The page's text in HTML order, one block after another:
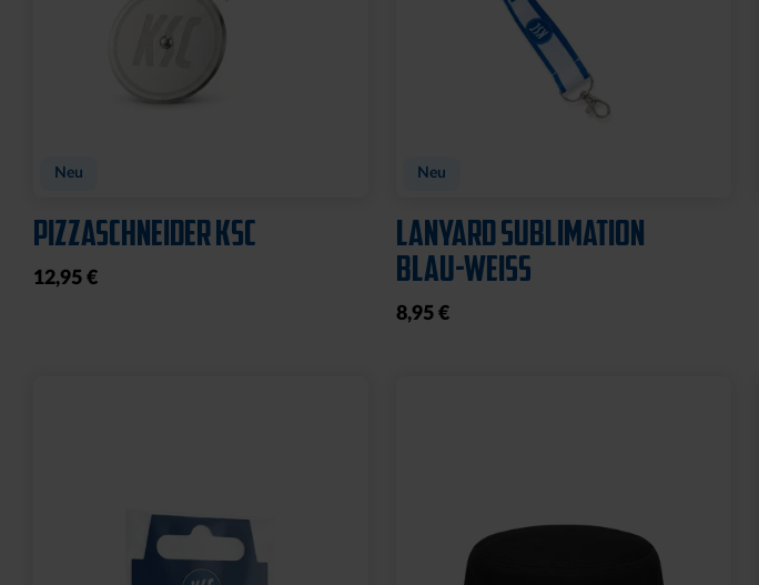
Neu
PIZZASCHNEIDER KSC
12,95 €
Neu
LANYARD SUBLIMATION
BLAU-WEISS
8,95 €